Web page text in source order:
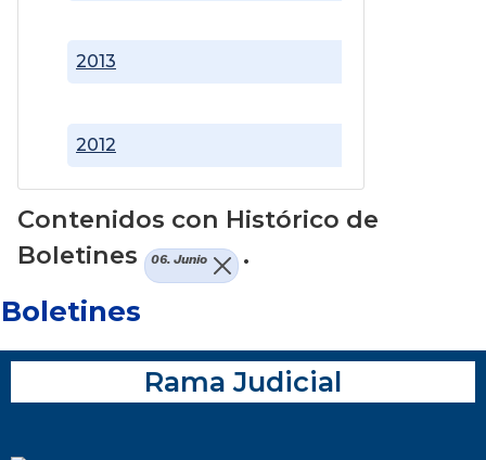
2012
2013
Contenidos con Histórico de
Boletines
06. Junio .
Boletines
Rama Judicial